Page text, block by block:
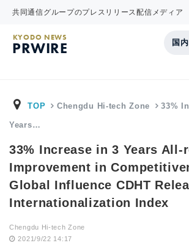
共同通信グループのプレスリリース配信メディア
国内
KYODO NEWS
PRWIRE
TOP Chengdu Hi-tech Zone 33%
Years…
33% Increase in 3 Years All-
Improvement in
Global Influence CDHT
Internationalization Index
Chengdu Hi-tech Zone
2021/9/22 14:17